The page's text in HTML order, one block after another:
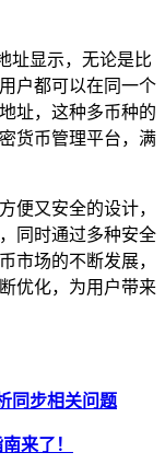
址显示，无论是比
户都可以在同一个
址，这种多币种的
货币管理平台，满
便又安全的设计，
同时通过多种安全
市场的不断发展，
优化，为用户带来
同步相关问题
来了！